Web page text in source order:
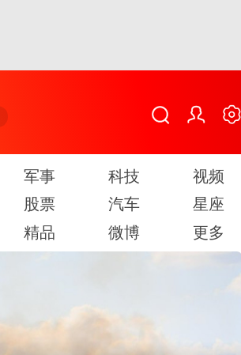
军事 科技
视频
股票 汽车
星座
精品 微博 更多